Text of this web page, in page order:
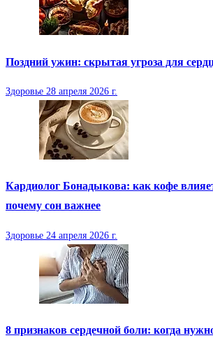
Поздний ужин: скрытая угроза для
Здоровье 28 апреля 2026 г.
Кардиолог Бонадыкова: как кофе
почему сон важнее
Здоровье 24 апреля 2026 г.
8 признаков сердечной боли: когда